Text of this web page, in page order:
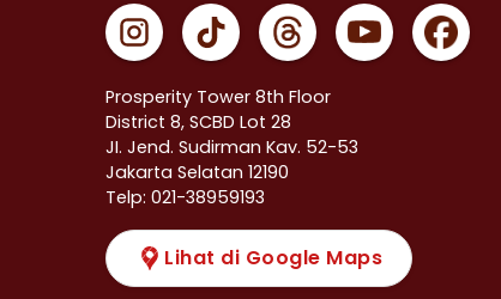
Prosperity Tower 8th Floor
District 8, SCBD Lot 28
JI. Jend. Sudirman Kav. 52-53
Jakarta Selatan 12190
Telp: 021-38959193
Lihat di Google Maps